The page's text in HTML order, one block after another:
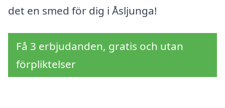
det en smed för dig i Åsljunga!
Få 3 erbjudanden, gratis och utan
förpliktelser